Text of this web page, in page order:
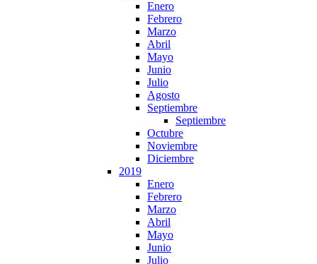
Enero
Febrero
Marzo
Abril
Mayo
Junio
Julio
Agosto
Septiembre
Septiembre
Octubre
Noviembre
Diciembre
2019
Enero
Febrero
Marzo
Abril
Mayo
Junio
Julio